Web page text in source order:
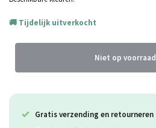
Tijdelijk uitverkocht
Niet op voorraad
Gratis verzending en retourneren